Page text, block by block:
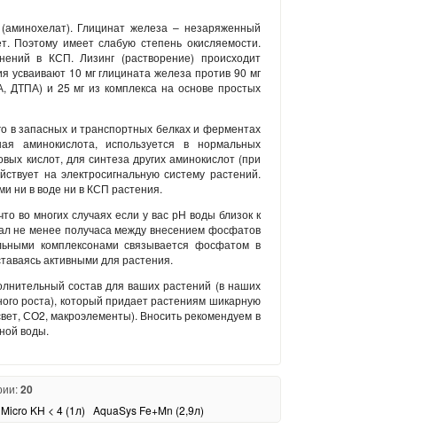
Глицинат железа – незаряженный
Поэтому имеет слабую степень окисляемости.
в КСП. Лизинг (растворение) происходит
10 мг глицината железа против 90 мг
ДТПА) и 25 мг из комплекса на основе простых
запасных и транспортных белках и ферментах
аминокислота, используется в нормальных
кислот, для синтеза других аминокислот (при
на электросигнальную систему растений.
ни в воде ни в КСП растения.
во многих случаях если у вас рН воды близок к
не менее получаса между внесением фосфатов
комплексонами связывается фосфатом в
активными для растения.
состав для ваших растений (в наших
роста), который придает растениям шикарную
СО2, макроэлементы). Вносить рекомендуем в
воды.
20
KH < 4 (1л) AquaSys Fe+Mn (2,9л)